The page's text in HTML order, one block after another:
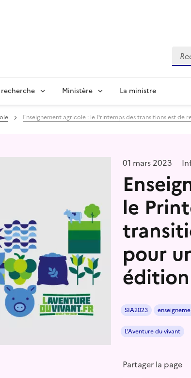
Ministère La ministre
Enseignement agricole : le Printemps des transitions est de
01 mars 2023
le
pour
édition
SIA2023
L'Aventure du vivant
Partager la page